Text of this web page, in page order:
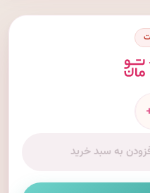
به سبد خرید